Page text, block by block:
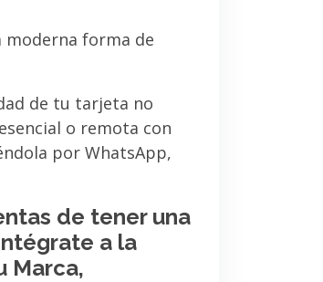
moderna forma de
de tu tarjeta no
o remota con
por WhatsApp,
de tener una
a la
Marca,